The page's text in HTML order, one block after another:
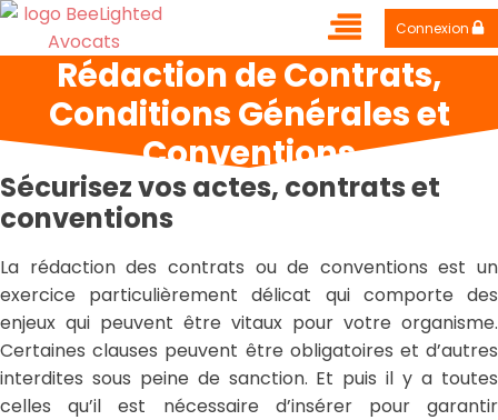
Connexion
Rédaction de Contrats,
Conditions Générales et
Conventions
Sécurisez vos actes, contrats et
conventions
La rédaction des contrats ou de conventions est un
exercice particulièrement délicat qui comporte des
enjeux qui peuvent être vitaux pour votre organisme.
Certaines clauses peuvent être obligatoires et d’autres
interdites sous peine de sanction. Et puis il y a toutes
celles qu’il est nécessaire d’insérer pour garantir